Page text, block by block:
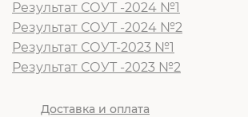
Результат СОУТ -2024 №1
Результат СОУТ -2024 №2
Результат СОУТ-2023 №1
Результат СОУТ -2023 №2
Доставка и оплата